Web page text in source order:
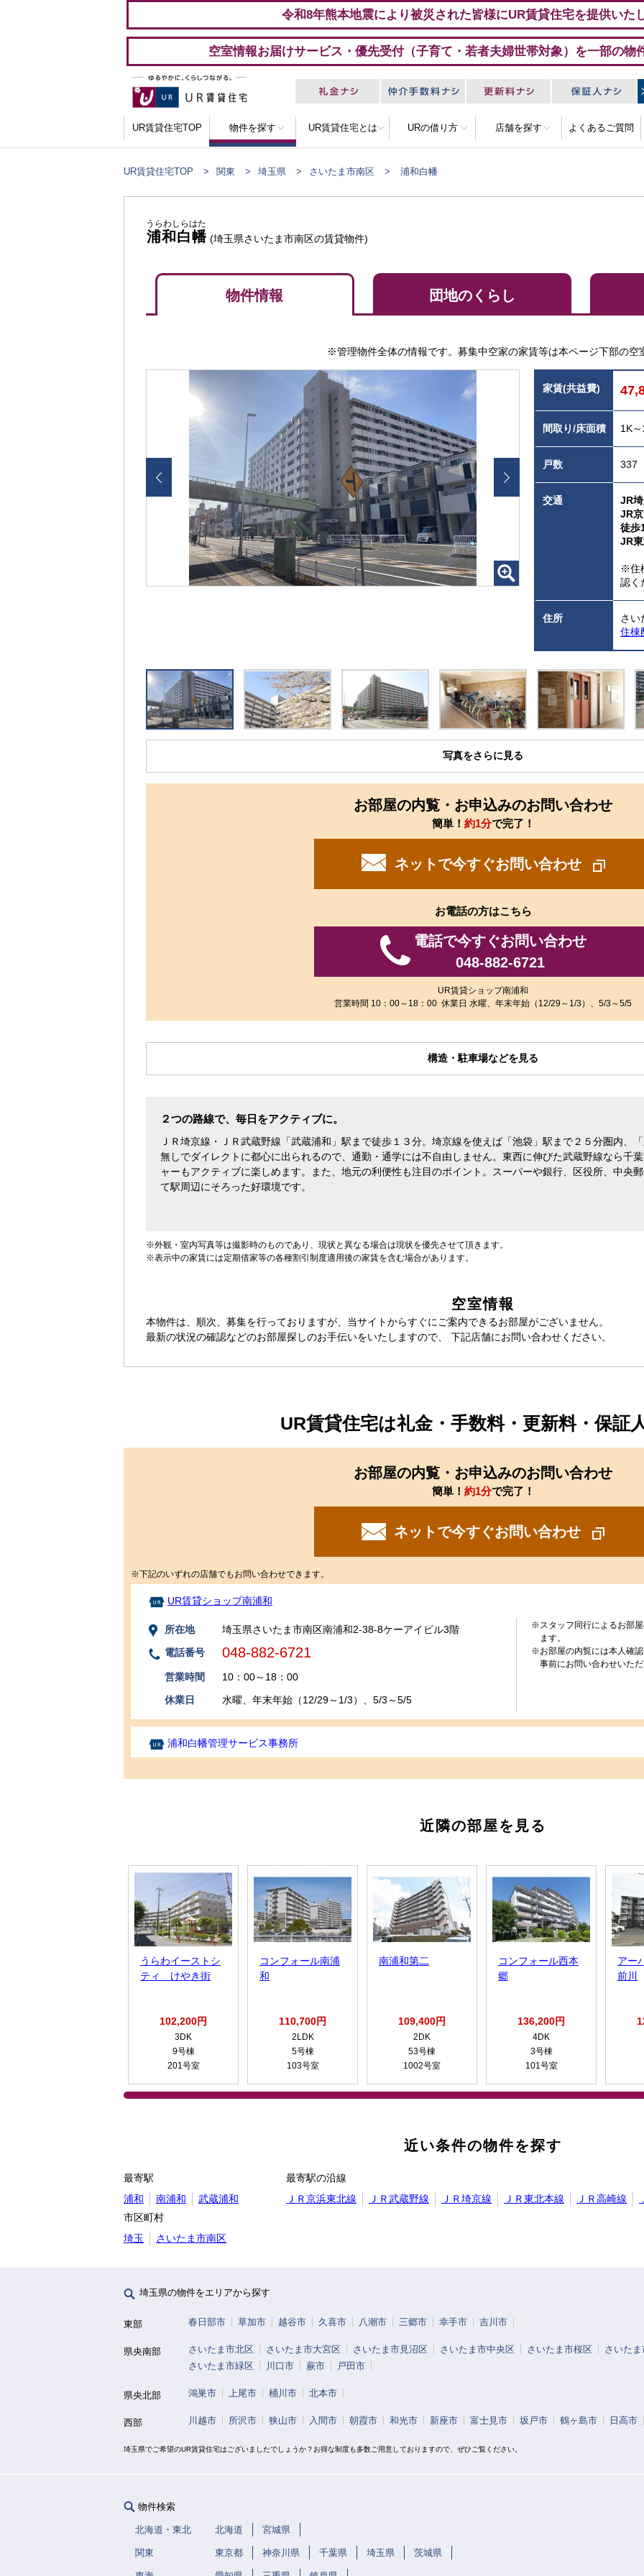
令和8年熊本地震により被災された皆様にUR賃貸住宅を提供いた
空室情報お届けサービス・優先受付（子育て・若者夫婦世帯対象）を一部の物
UR賃貸住宅TOP 物件を探す UR賃貸住宅とは URの借り方 店舗を探す よくあるご質問
UR賃貸住宅TOP 関東 埼玉県 さいたま市南区 浦和白幡
浦和白幡
うらわしらはた
(埼玉県さいたま市南区の賃貸物件)
物件情報 団地のくらし
※管理物件全体の情報です。募集中空家の家賃等は本ページ下部の空
ッ
ク
す
る
と、
さ
家賃(共益費)
間取り/床面積 1K
戸数 337
交通
JR
JR
徒歩
JR
※住
認く
住所
さい
住棟
写真をさらに見る
お部屋の内覧・お申込みのお問い合わせ
簡単！ 約1分で完了！
ネットで今すぐお問い合わせ
お電話の方はこちら
電話で今すぐお問い合わせ
048-882-6721
UR賃貸ショップ南浦和
営業時間 10：00～18：00 休業日 水曜、年末年始（12/29～1/3）、5/3～5/5
構造・駐車場などを見る
２つの路線で、毎日をアクティブに。
ＪＲ埼京線・ＪＲ武蔵野線「武蔵浦和」駅まで徒歩１３分。埼京線を使えば「池袋」駅まで２５分圏内、
無しでダイレクトに都心に出られるので、通勤・通学には不自由しません。東西に伸びた武蔵野線なら千
ャーもアクティブに楽しめます。また、地元の利便性も注目のポイント。スーパーや銀行、区役所、中央
て駅周辺にそろった好環境です。
※外観・室内写真等は撮影時のものであり、現状と異なる場合は現状を優先させて頂きます。
※表示中の家賃には定期借家等の各種割引制度適用後の家賃を含む場合があります。
空室情報
本物件は、順次、募集を行っておりますが、当サイトからすぐにご案内できるお部屋がございません。
最新の状況の確認などのお部屋探しのお手伝いをいたしますので、 下記店舗にお問い合わせください。
UR賃貸住宅は礼金・手数料・更新料・保証
お部屋の内覧・お申込みのお問い合わせ
簡単！ 約1分で完了！
ネットで今すぐお問い合わせ
※下記のいずれの店舗でもお問い合わせできます。
UR賃貸ショップ南浦和
所在地
埼玉県さいたま市南区南浦和2-38-8ケーアイビル3階
電話番号
048-882-6721
営業時間
10：00～18：00
休業日
水曜、年末年始（12/29～1/3）、5/3～5/5
※スタッフ同行によるお部
ます。
※お部屋の内覧には本人確
事前にお問い合わせいた
浦和白幡管理サービス事務所
近隣の部屋を見る
うらわイーストシ
ティ けやき街
102,200円
3DK
9号棟
201号室
コンフォール南浦
和
110,700円
2LDK
5号棟
103号室
南浦和第二
109,400円
2DK
53号棟
1002号室
コンフォール西本
郷
136,200円
4DK
3号棟
101号室
アー
前川
近い条件の物件を探す
最寄駅
浦和
南浦和 武蔵浦和
最寄駅の沿線
ＪＲ京浜東北線
ＪＲ武蔵野線 ＪＲ埼京線 ＪＲ東北本線 ＪＲ高崎線
市区町村
埼玉
さいたま市南区
埼玉県の物件をエリアから探す
東部 春日部市 草加市 越谷市 久喜市 八潮市 三郷市 幸手市 吉川市
県央南部 さいたま市北区 さいたま市大宮区 さいたま市見沼区 さいたま市中央区 さいたま市桜区
さいた
さいたま市緑区
川口市 蕨市 戸田市
県央北部 鴻巣市 上尾市 桶川市 北本市
西部 川越市 所沢市 狭山市 入間市 朝霞市 和光市 新座市 富士見市 坂戸市 鶴ヶ島市 日高市
埼玉県でご希望のUR賃貸住宅はございましたでしょうか？お得な制度も多数ご用意しておりますので、ぜひご覧ください。
物件検索
北海道・東北 北海道 宮城県
関東 東京都 神奈川県 千葉県 埼玉県 茨城県